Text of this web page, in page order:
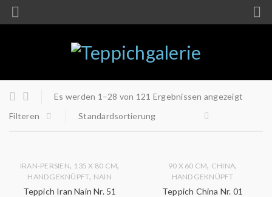
Es werden 1–28 von 121 Ergebnissen angezeigt
Filteren
Standardsortierung
IRAN-PERSIEN, 135 X 80 CM,
HANDGEKNÜPFT, NAIN
Teppich Iran Nain Nr. 51
90 X 60 CM, CHINA,
HANDGEKNÜPFT
Teppich China Nr. 01